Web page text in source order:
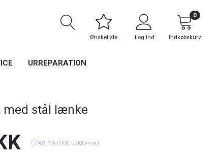
Ønskeliste Log ind Indkøbskurv
0
URREPARATION
med stål lænke
(798,40 DKK u/Moms)